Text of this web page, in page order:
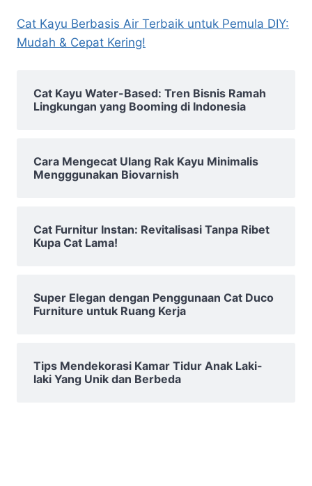
Cat Kayu Berbasis Air Terbaik untuk Pemula DIY:
Mudah & Cepat Kering!
Cat Kayu Water-Based: Tren Bisnis Ramah
Lingkungan yang Booming di Indonesia
Cara Mengecat Ulang Rak Kayu Minimalis
Mengggunakan Biovarnish
Cat Furnitur Instan: Revitalisasi Tanpa Ribet
Kupa Cat Lama!
Super Elegan dengan Penggunaan Cat Duco
Furniture untuk Ruang Kerja
Tips Mendekorasi Kamar Tidur Anak Laki-
laki Yang Unik dan Berbeda